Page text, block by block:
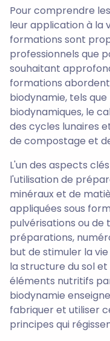
Pour comprendre
leur application à la
formations sont
professionnels que
souhaitant
formations
biodynamie, tels
biodynamiques, le
des cycles lunaires
de compostage et
L'un des aspects
l'utilisation de
minéraux et de
appliquées sous
pulvérisations ou de
préparations,
but de stimuler la
la structure du sol
éléments nutritifs
biodynamie
fabriquer et utiliser
principes qui